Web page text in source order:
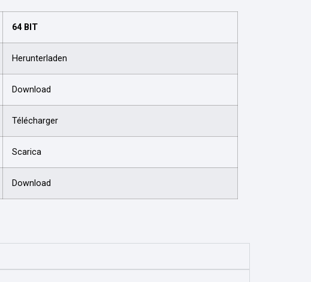
64 BIT
Herunterladen
Download
Télécharger
Scarica
Download